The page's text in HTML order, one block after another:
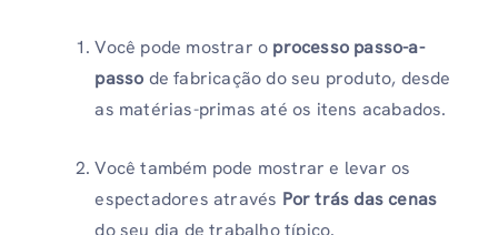
Você pode mostrar o processo passo-a-
passo de fabricação do seu produto, desde
as matérias-primas até os itens acabados.
Você também pode mostrar e levar os
espectadores através Por trás das cenas
do seu dia de trabalho típico.